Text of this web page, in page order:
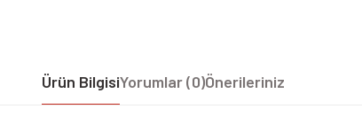
Ürün BilgisiYorumlar (0)Önerileriniz